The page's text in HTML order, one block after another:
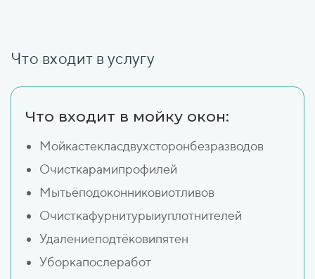
Что входит в услугу
Что входит в мойку окон:
Мойкастекласдвухсторонбезразводов
Очисткарамипрофилей
Мытьёподоконниковиотливов
Очисткафурнитурыиуплотнителей
Удалениеподтёковипятен
Уборкапослеработ